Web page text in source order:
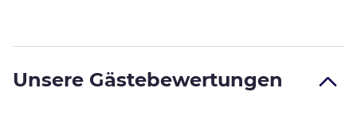
Unsere Gästebewertungen